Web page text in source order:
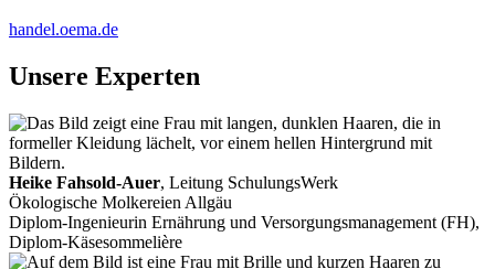
handel.oema.de
Unsere Experten
Heike Fahsold-Auer, Leitung SchulungsWerk
Ökologische Molkereien Allgäu
Diplom-Ingenieurin Ernährung und Versorgungsmanagement (FH),
Diplom-Käsesommelière